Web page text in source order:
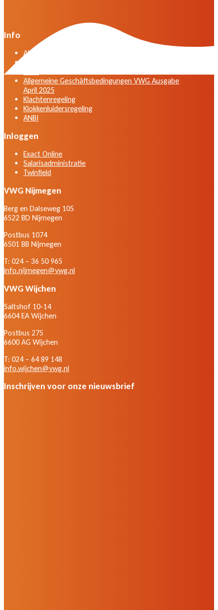
Info
Algemene voorwaarden VWG versie april 2025
Allgemeine Geschäftsbedingungen VWG Ausgabe
April 2025
Klachtenregeling
Klokkenluidersregeling
ANBI
Inloggen
Exact Online
Salarisadministratie
Twinfield
VWG Nijmegen
Berg en Dalseweg 105
6522 BD Nijmegen
Postbus 1074
6501 BB Nijmegen
T: 024 – 36 50 965
info.nijmegen@vwg.nl
VWG Wijchen
Saltshof 10-14
6604 EA Wijchen
Postbus 275
6600 AG Wijchen
T: 024 – 64 89 148
info.wijchen@vwg.nl
Inschrijven voor onze nieuwsbrief